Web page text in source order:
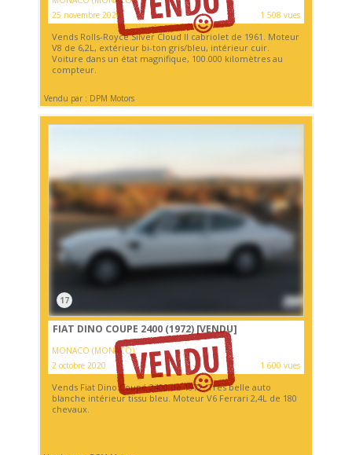
25 novembre 2020
1 508 vues
Vends Rolls-Royce Silver Cloud II cabriolet de 1961. Moteur
V8 de 6,2L, extérieur bi-ton gris/bleu, intérieur cuir.
Voiture dans un état magnifique, 100.000 kilomètres au
compteur.
Vendu par : DPM Motors
17
FIAT DINO COUPE 2400 (1972)[VENDU]
MONACO (MONACO)
2 octobre 2020
1 600 vues
Vends Fiat Dino Coupé 2400 de 1972. Très belle auto
blanche intérieur tissu bleu. Moteur V6 Ferrari 2,4L de 180
chevaux.